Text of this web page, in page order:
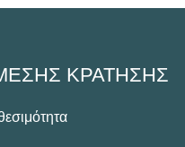
ΚΡΑΤΗΣΗΣ